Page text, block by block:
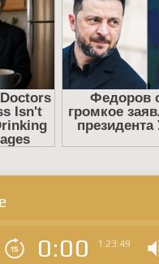
0:00 1:23:49